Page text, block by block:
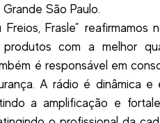
São Paulo.
Freios, Frasle” reafirmamos
com a melhor
é responsável em
A rádio é dinâmica e
a amplificação e